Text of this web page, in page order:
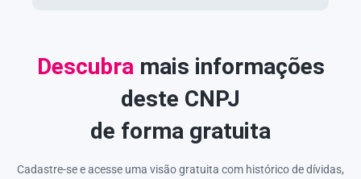
Descubra mais informações
deste CNPJ
de forma gratuita
Cadastre-se e acesse uma visão gratuita com histórico de dívidas,